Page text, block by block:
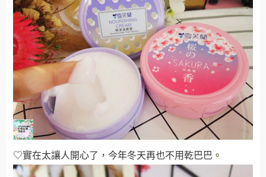
♡實在太讓人開心了，今年冬天再也不用乾巴巴 。